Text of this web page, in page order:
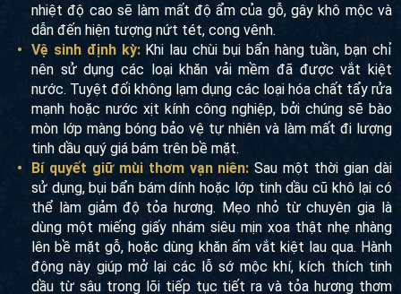
nhiệt độ cao sẽ làm mất độ ẩm của gỗ, gây khô mộc và
dẫn đến hiện tượng nứt tét, cong vênh.
Vệ sinh định kỳ:Khi lau chùi bụi bẩn hàng tuần, bạn chỉ
nên sử dụng các loại khăn vải mềm đã được vắt kiệt
nước. Tuyệt đối không lạm dụng các loại hóa chất tẩy rửa
mạnh hoặc nước xịt kính công nghiệp, bởi chúng sẽ bào
mòn lớp màng bóng bảo vệ tự nhiên và làm mất đi lượng
tinh dầu quý giá bám trên bề mặt.
Bí quyết giữ mùi thơm vạn niên: Sau một thời gian dài
sử dụng, bụi bẩn bám dính hoặc lớp tinh dầu cũ khô lại có
thể làm giảm độ tỏa hương. Mẹo nhỏ từ chuyên gia là
dùng một miếng giấy nhám siêu mịn xoa thật nhẹ nhàng
lên bề mặt gỗ, hoặc dùng khăn ấm vắt kiệt lau qua. Hành
động này giúp mở lại các lỗ sớ mộc khí, kích thích tinh
dầu từ sâu trong lõi tiếp tục tiết ra và tỏa hương thơm